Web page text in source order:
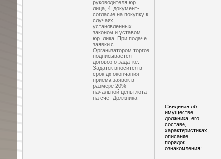
руководителя юр.
лица, 4. документ-
согласие на покупку в
случаях,
установленных
законом и уставом
юр. лица. При подаче
заявки с
Организатором торгов
подписывается
договор о задатке.
Задаток вносится в
срок до окончания
приема заявок в
размере 20%
начальной цены лота
на счет Должника
Сведения об
имуществе
должника, его
составе,
характеристиках,
описание,
порядок
ознакомления: